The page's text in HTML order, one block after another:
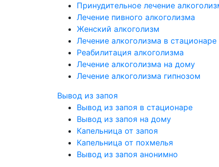
Принудительное лечение
Лечение пивного алкоголизма
Женский алкоголизм
Лечение алкоголизма в стационаре
Реабилитация алкоголизма
Лечение алкоголизма на дому
Лечение алкоголизма гипнозом
Вывод из запоя
Вывод из запоя в стационаре
Вывод из запоя на дому
Капельница от запоя
Капельница от похмелья
Вывод из запоя анонимно